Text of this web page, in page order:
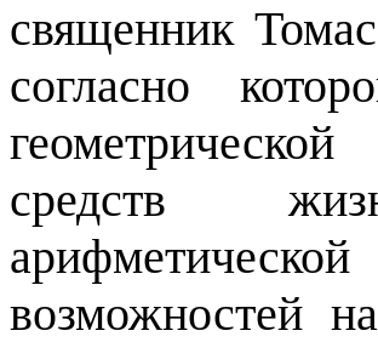
священник
согласно
средств
возможностей